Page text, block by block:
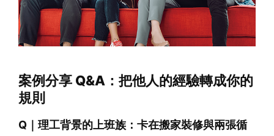
案例分享 Q&A：把他人的經驗轉成你的
規則
Q｜理工背景的上班族：卡在搬家裝修與兩張循